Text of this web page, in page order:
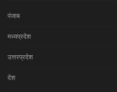
पंजाब
मध्यप्रदेश
उत्तरप्रदेश
देश